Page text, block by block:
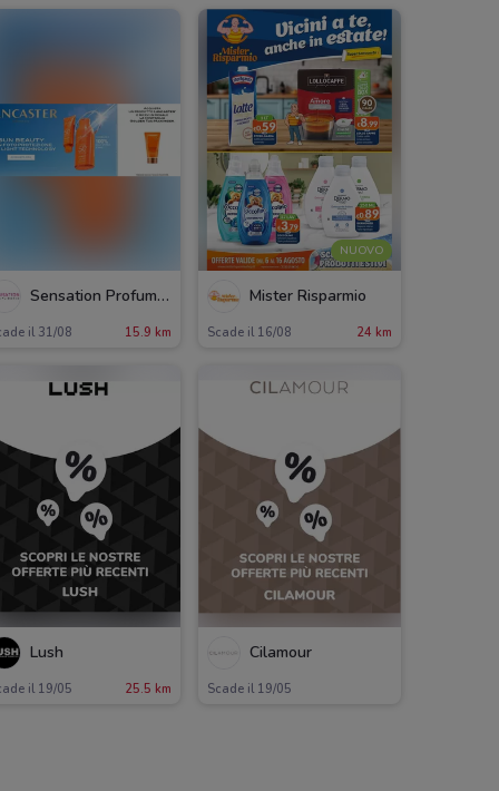
Sensation Profumerie
il 31/08 15.9 km
NUOVO
Mister Risparmio
Scade il 16/08 24 km
Lush
il 19/05 25.5 km
Cilamour
Scade il 19/05